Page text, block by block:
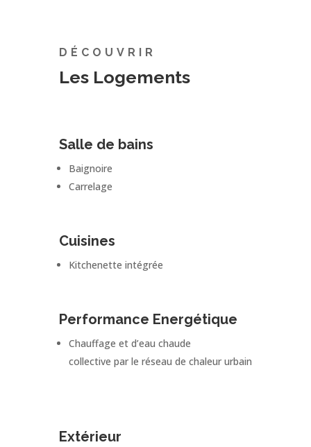
DÉCOUVRIR
Les Logements
Salle de bains
Baignoire
Carrelage
Cuisines
Kitchenette intégrée
Performance Energétique
Chauffage et d’eau chaude
collective par le réseau de chaleur urbain
Extérieur